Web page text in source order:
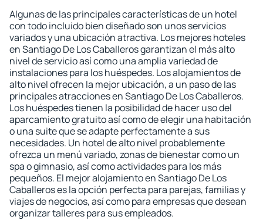
Algunas de las principales características de un hotel
con todo incluido bien diseñado son unos servicios
variados y una ubicación atractiva. Los mejores hoteles
en Santiago De Los Caballeros garantizan el más alto
nivel de servicio así como una amplia variedad de
instalaciones para los huéspedes. Los alojamientos de
alto nivel ofrecen la mejor ubicación, a un paso de las
principales atracciones en Santiago De Los Caballeros.
Los huéspedes tienen la posibilidad de hacer uso del
aparcamiento gratuito así como de elegir una habitación
o una suite que se adapte perfectamente a sus
necesidades. Un hotel de alto nivel probablemente
ofrezca un menú variado, zonas de bienestar como un
spa o gimnasio, así como actividades para los más
pequeños. El mejor alojamiento en Santiago De Los
Caballeros es la opción perfecta para parejas, familias y
viajes de negocios, así como para empresas que desean
organizar talleres para sus empleados.